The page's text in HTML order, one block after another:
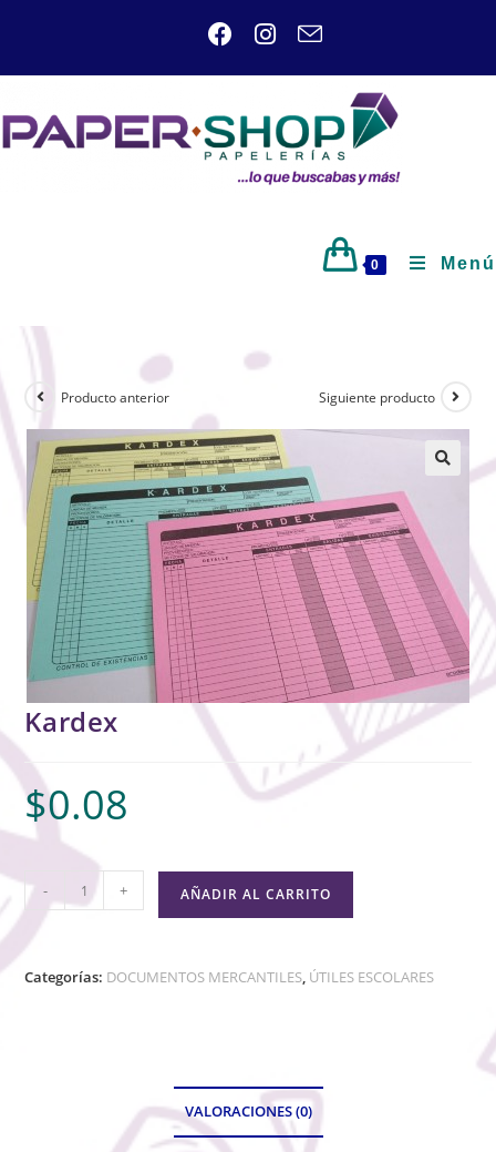
0 Menú
Producto anterior Siguiente producto
Kardex
$0.08
- + AÑADIR AL CARRITO
Categorías: DOCUMENTOS MERCANTILES, ÚTILES ESCOLARES
VALORACIONES (0)